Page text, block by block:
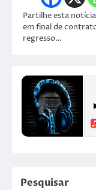
Partilhe esta
em final de
regresso…
Pesquisar